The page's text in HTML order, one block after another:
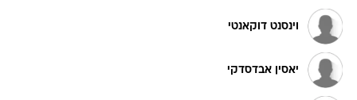
וינסנט דוקאנטי
יאסין אבדסדקי